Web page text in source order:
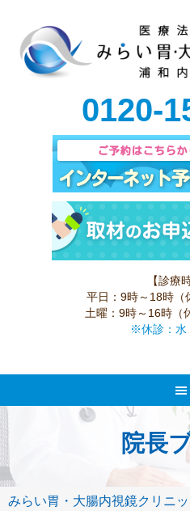
0120-
【診療
平日：9時～18時（
土曜：9時～16時（
※休診：水
院長
みらい胃・大腸内視鏡クリニ